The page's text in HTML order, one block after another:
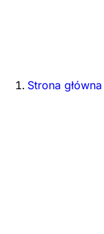
Strona główna